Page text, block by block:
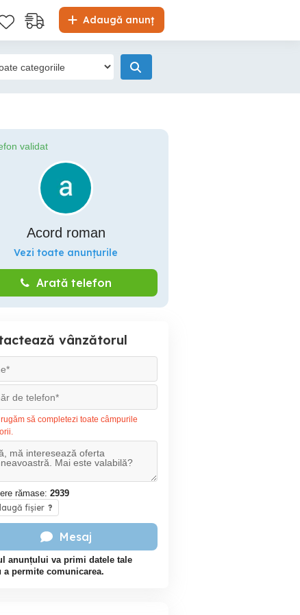
Adaugă anunț
validat
Acord roman
Vezi toate anunțurile
Arată telefon
vânzătorul
rugăm să completezi toate câmpurile
rămase: 2939
fișier ?
Mesaj
anunțului va primi datele tale
a permite comunicarea.